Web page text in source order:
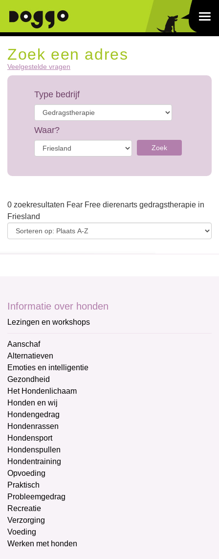
Zoek een adres
Veelgestelde vragen
Type bedrijf
Waar?
Zoek
0 zoekresultaten Fear Free dierenarts gedragstherapie in
Friesland
Informatie over honden
Lezingen en workshops
Aanschaf
Alternatieven
Emoties en intelligentie
Gezondheid
Het Hondenlichaam
Honden en wij
Hondengedrag
Hondenrassen
Hondensport
Hondenspullen
Hondentraining
Opvoeding
Praktisch
Probleemgedrag
Recreatie
Verzorging
Voeding
Werken met honden